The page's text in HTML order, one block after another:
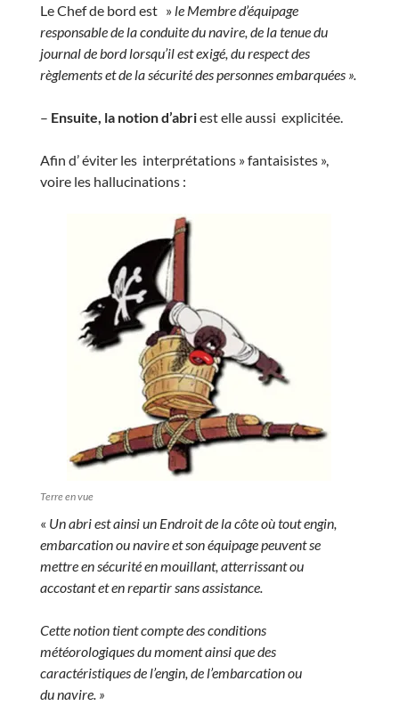
Le Chef de bord est » le Membre d’équipage
responsable de la conduite du navire, de la tenue du
journal de bord lorsqu’il est exigé, du respect des
règlements et de la sécurité des personnes embarquées ».
– Ensuite, la notion d’abriest elle aussi explicitée.
Afin d’ éviter les interprétations » fantaisistes »,
voire les hallucinations :
Terre en vue
« Un abri est ainsi un Endroit de la côte où tout engin,
embarcation ou navire et son équipage peuvent se
mettre en sécurité en mouillant, atterrissant ou
accostant et en repartir sans assistance.
Cette notion tient compte des conditions
météorologiques du moment ainsi que des
caractéristiques de l’engin, de l’embarcation ou
du navire. »